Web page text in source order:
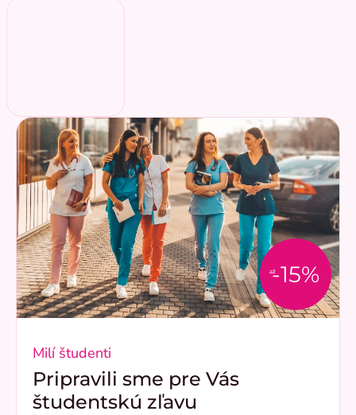
až-15%
Milí študenti
Pripravili sme pre Vás
študentskú zľavu